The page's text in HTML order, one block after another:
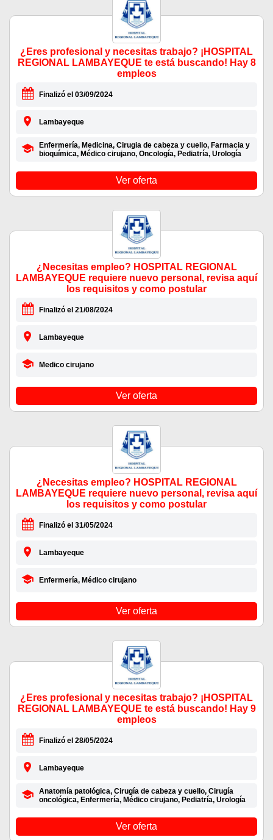
¿Eres profesional y necesitas trabajo? ¡HOSPITAL
REGIONAL LAMBAYEQUE te está buscando! Hay 8
empleos
Finalizó el 03/09/2024
Lambayeque
Enfermería, Medicina, Cirugia de cabeza y cuello, Farmacia y
bioquímica, Médico cirujano, Oncología, Pediatría, Urología
Ver oferta
¿Necesitas empleo? HOSPITAL REGIONAL
LAMBAYEQUE requiere nuevo personal, revisa aquí
los requisitos y como postular
Finalizó el 21/08/2024
Lambayeque
Medico cirujano
Ver oferta
¿Necesitas empleo? HOSPITAL REGIONAL
LAMBAYEQUE requiere nuevo personal, revisa aquí
los requisitos y como postular
Finalizó el 31/05/2024
Lambayeque
Enfermería, Médico cirujano
Ver oferta
¿Eres profesional y necesitas trabajo? ¡HOSPITAL
REGIONAL LAMBAYEQUE te está buscando! Hay 9
empleos
Finalizó el 28/05/2024
Lambayeque
Anatomía patológica, Cirugía de cabeza y cuello, Cirugía
oncológica, Enfermería, Médico cirujano, Pediatría, Urología
Ver oferta